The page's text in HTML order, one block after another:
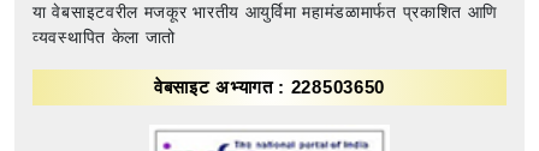
या वेबसाइटवरील मजकूर भारतीय आयुर्विमा महामंडळामार्फत प्रकाशित आणि
व्यवस्थापित केला जातो
वेबसाइट अभ्यागत : 228503650